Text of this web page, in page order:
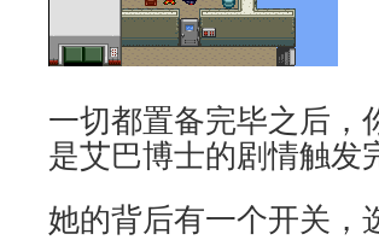
一切都置备完毕之后，
是艾巴博士的剧情触发
她的背后有一个开关，